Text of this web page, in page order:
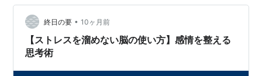
いタスクリスト、SNSの誰かの投稃...情報が溢れすぎ
て、「今この瞬間」がどんどん薄れていく感覚。そして
気づいたときには、一日が終わっていて「今日も何もで
きなかった」という虚しさだけが残る。 …
終日の要 • 10ヶ月前
【ストレスを溜めない脳の使い方】感情を整える
思考術